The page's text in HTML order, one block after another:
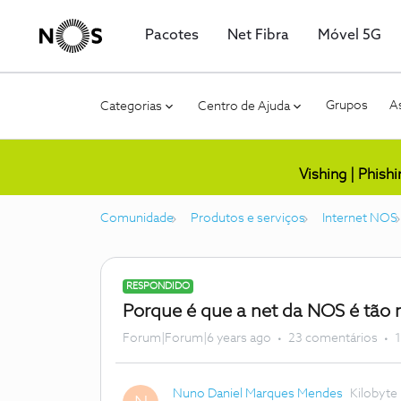
Pacotes Net Fibra Móvel 5G
Categorias Centro de Ajuda Grupos
Vishing |
Comunidade Produtos e serviços Internet NOS
RESPONDIDO
Porque é que a net da NOS é tão
Forum|Forum|6 years ago 23 comentários
Nuno Daniel Marques Mendes Kilobyte